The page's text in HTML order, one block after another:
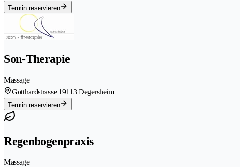
Termin reservieren
Son-Therapie
Massage
Gotthardstrasse 19113 Degersheim
Termin reservieren
Regenbogenpraxis
Massage